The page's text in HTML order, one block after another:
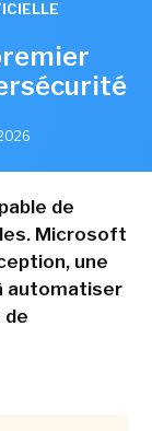
de
Microsoft
une
automatiser
de